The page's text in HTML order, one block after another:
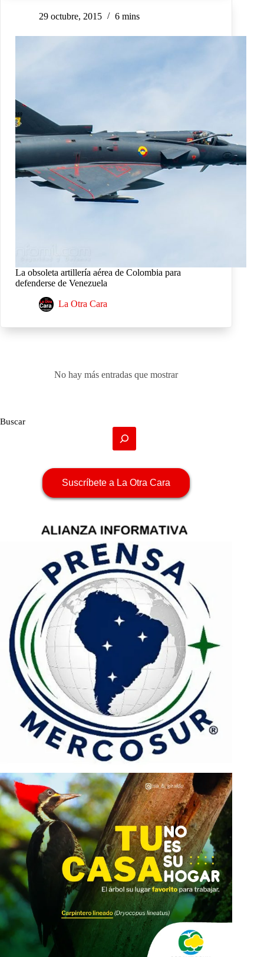
29 octubre, 2015 6 mins
La obsoleta artillería aérea de Colombia para
defenderse de Venezuela
La Otra Cara
No hay más entradas que mostrar
Buscar
Suscríbete a La Otra Cara